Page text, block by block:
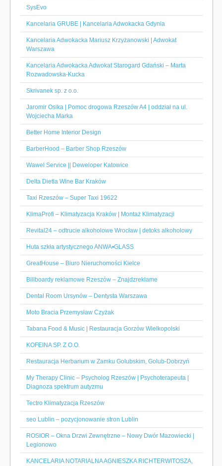
SysEvo
Kancelaria GRUBE | Kancelaria Adwokacka Gdynia
Kancelaria Adwokacka Mariusz Krzyżanowski | Adwokat
Warszawa
Kancelaria Adwokacka Adwokat Starogard Gdański – Marta
Rozwadowska-Kucka
Skrivanek sp. z o.o.
Jaromir Osika | Pomoc drogowa Rzeszów A4 | oddział na ul.
Wojciecha Marka
Better Home Interior Design
BarberHood – Barber Shop Rzeszów
Wawel Service || Deweloper Katowice
Delta Dietla Wine Bar Kraków
Taxi Rzeszów – Super Taxi 19622
KlimaProfi – Klimatyzacja Kraków | Montaż Klimatyzacji
Revital24 – odtrucie alkoholowe Wrocław | detoks alkoholowy
Huta szkła artystycznego ANWA•GLASS
GreatHouse – Biuro Nieruchomości Kielce
Billboardy reklamowe Rzeszów – Znajdzreklame
Dental Room Ursynów – Dentysta Warszawa
Moto Bracia Przemysław Czyżak
Tabana Food & Music | Restauracja Gorzów Wielkopolski
KOFEINA SP. Z O.O.
Restauracja Herbarium w Zamku Golubskim, Golub-Dobrzyń
My Therapy Clinic – Psycholog Rzeszów | Psychoterapeuta |
Diagnoza spektrum autyzmu
Tectro Klimatyzacja Rzeszów
seo Lublin – pozycjonowanie stron Lublin
ROSIOR – Okna Drzwi Zewnętrzne – Nowy Dwór Mazowiecki |
Legionowo
KANCELARIA NOTARIALNA AGNIESZKA RICHTERWITOSZA,